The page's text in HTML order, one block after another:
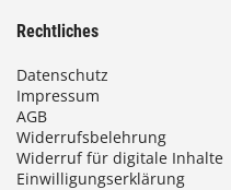
Rechtliches
Datenschutz
Impressum
AGB
Widerrufsbelehrung
Widerruf für digitale Inhalte
Einwilligungserklärung